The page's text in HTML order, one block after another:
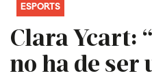
Clara Ycart:
no ha de ser
ESPORTS